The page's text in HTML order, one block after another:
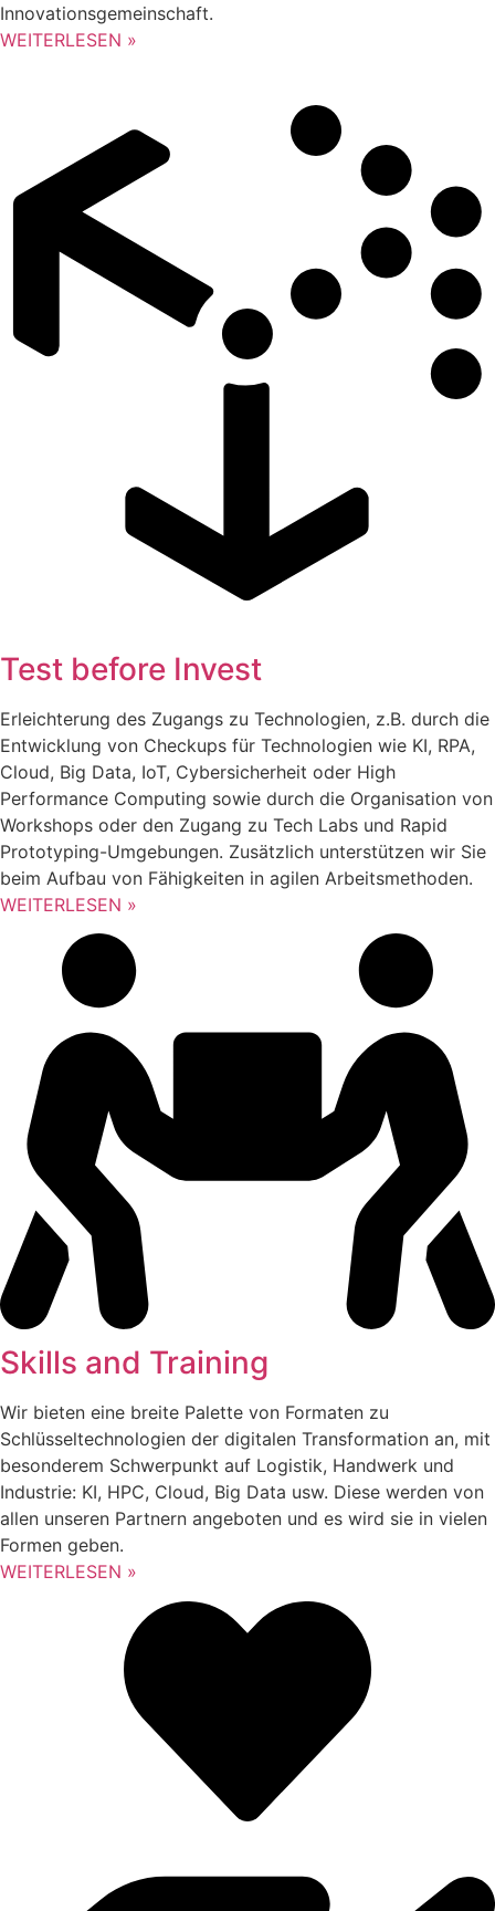
Innovationsgemeinschaft.
WEITERLESEN »
Test before Invest
Erleichterung des Zugangs zu Technologien, z.B. durch die
Entwicklung von Checkups für Technologien wie KI, RPA,
Cloud, Big Data, IoT, Cybersicherheit oder High
Performance Computing sowie durch die Organisation von
Workshops oder den Zugang zu Tech Labs und Rapid
Prototyping-Umgebungen. Zusätzlich unterstützen wir Sie
beim Aufbau von Fähigkeiten in agilen Arbeitsmethoden.
WEITERLESEN »
Skills and Training
Wir bieten eine breite Palette von Formaten zu
Schlüsseltechnologien der digitalen Transformation an, mit
besonderem Schwerpunkt auf Logistik, Handwerk und
Industrie: KI, HPC, Cloud, Big Data usw. Diese werden von
allen unseren Partnern angeboten und es wird sie in vielen
Formen geben.
WEITERLESEN »